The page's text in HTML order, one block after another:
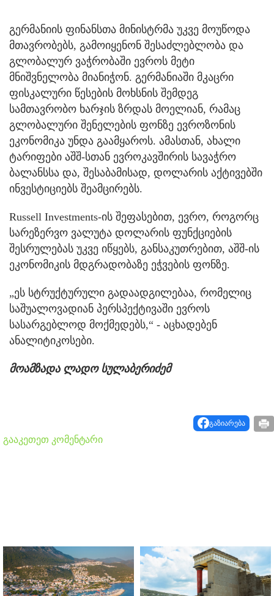
გერმანიის ფინანსთა მინისტრმა უკვე მოუწოდა
მთავრობებს, გამოიყენონ შესაძლებლობა და
გლობალურ ვაჭრობაში ევროს მეტი
მნიშვნელობა მიანიჭონ. გერმანიაში მკაცრი
ფისკალური წესების მოხსნის შემდეგ
სამთავრობო ხარჯის ზრდას მოელიან, რამაც
გლობალური შენელების ფონზე ევროზონის
ეკონომიკა უნდა გაამყაროს. ამასთან, ახალი
ტარიფები აშშ-სთან ევროკავშირის სავაჭრო
ბალანსსა და, შესაბამისად, დოლარის აქტივებში
ინვესტიციებს შეამცირებს.
Russell Investments-ის შეფასებით, ევრო, როგორც
სარეზერვო ვალუტა დოლარის ფუნქციების
შესრულებას უკვე იწყებს, განსაკუთრებით, აშშ-ის
ეკონომიკის მდგრადობაზე ეჭვების ფონზე.
„ეს სტრუქტურული გადაადგილებაა, რომელიც
საშუალოვადიან პერსპექტივაში ევროს
სასარგებლოდ მოქმედებს,“ - აცხადებენ
ანალიტიკოსები.
მოამზადა ლადო სულაბერიძემ
გაზიარება
გააკეთეთ კომენტარი